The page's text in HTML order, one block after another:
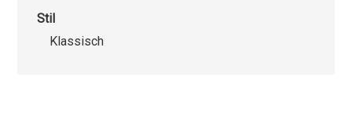
Stil
Klassisch